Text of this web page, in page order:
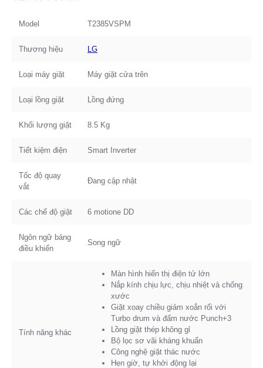
Model T2385VSPM
Thương hiệu LG
Loại máy giặt Máy giặt cửa trên
Loại lồng giặt Lồng đứng
Khối lượng giặt 8.5 Kg
Tiết kiệm điện Smart Inverter
Tốc độ quay
vắt
Đang cập nhật
Các chế độ giặt 6 motione DD
Ngôn ngữ bảng
điều khiển
Song ngữ
Tính năng khác
Màn hình hiển thị điện tử lớn
Nắp kính chịu lực, chịu nhiệt và chống
xước
Giặt xoay chiều giảm xoắn rối với
Turbo drum và đấm nước Punch+3
Lồng giặt thép không gỉ
Bộ lọc sơ vãi kháng khuẩn
Công nghệ giặt thác nước
Hẹn giờ, tự khởi động lại